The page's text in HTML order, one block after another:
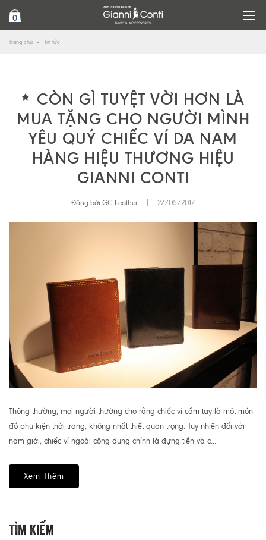
0
Trang chủ Tin tức
CÒN GÌ TUYỆT VỜI HƠN LÀ
MUA TẶNG CHO NGƯỜI MÌNH
YÊU QUÝ CHIẾC VÍ DA NAM
HÀNG HIỆU THƯƠNG HIỆU
GIANNI CONTI
Đăng bởi GC Leather 27/05/2017
Thông thường, mọi người thường cho rằng chiếc ví cầm tay là một món
đồ phụ kiện thời trang, không nhất thiết quan trọng. Tuy nhiên đối với
nam giới, chiếc ví ngoài công dụng chính là đựng tiền và c...
Xem Thêm
Tìm Kiếm